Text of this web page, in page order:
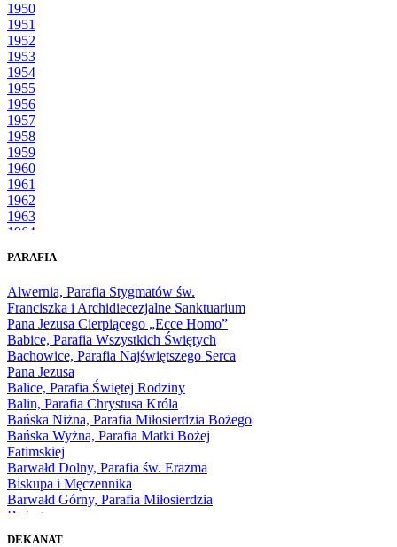
1950
1951
1952
1953
1954
1955
1956
1957
1958
1959
1960
1961
1962
1963
1964
1966
1968
1969
1970
1971
1972
1973
1974
1975
1976
1977
1978
1979
1980
1981
1983
PARAFIA
Alwernia, Parafia Stygmatów św.
Franciszka i Archidiecezjalne Sanktuarium
Pana Jezusa Cierpiącego „Ecce Homo”
Babice, Parafia Wszystkich Świętych
Bachowice, Parafia Najświętszego Serca
Pana Jezusa
Balice, Parafia Świętej Rodziny
Balin, Parafia Chrystusa Króla
Bańska Niżna, Parafia Miłosierdzia Bożego
Bańska Wyżna, Parafia Matki Bożej
Fatimskiej
Barwałd Dolny, Parafia św. Erazma
Biskupa i Męczennika
Barwałd Górny, Parafia Miłosierdzia
Bożego
DEKANAT